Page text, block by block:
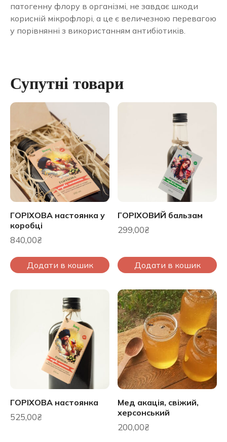
патогенну флору в організмі, не завдає шкоди
корисній мікрофлорі, а це є величезною перевагою
у порівнянні з використанням антибіотиків.
Супутні товари
ГОРІХОВА настоянка у
коробці
840,00₴
Додати в кошик
ГОРІХОВИЙ бальзам
299,00₴
Додати в кошик
ГОРІХОВА настоянка
525,00₴
Мед акація, свіжий,
херсонський
200,00₴